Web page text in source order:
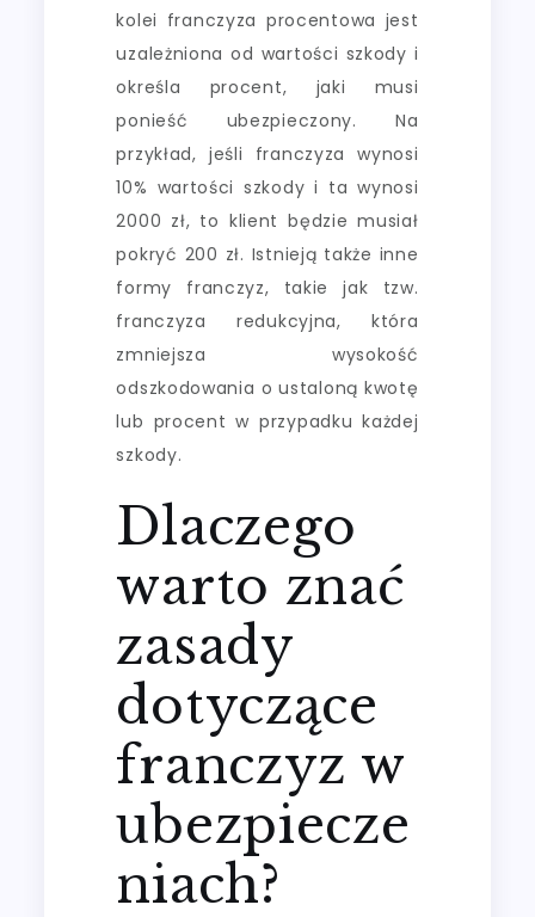
kolei franczyza procentowa jest
uzależniona od wartości szkody i
określa procent, jaki musi
ponieść ubezpieczony. Na
przykład, jeśli franczyza wynosi
10% wartości szkody i ta wynosi
2000 zł, to klient będzie musiał
pokryć 200 zł. Istnieją także inne
formy franczyz, takie jak tzw.
franczyza redukcyjna, która
zmniejsza wysokość
odszkodowania o ustaloną kwotę
lub procent w przypadku każdej
szkody.
Dlaczego
warto znać
zasady
dotyczące
franczyz w
ubezpiecze
niach?